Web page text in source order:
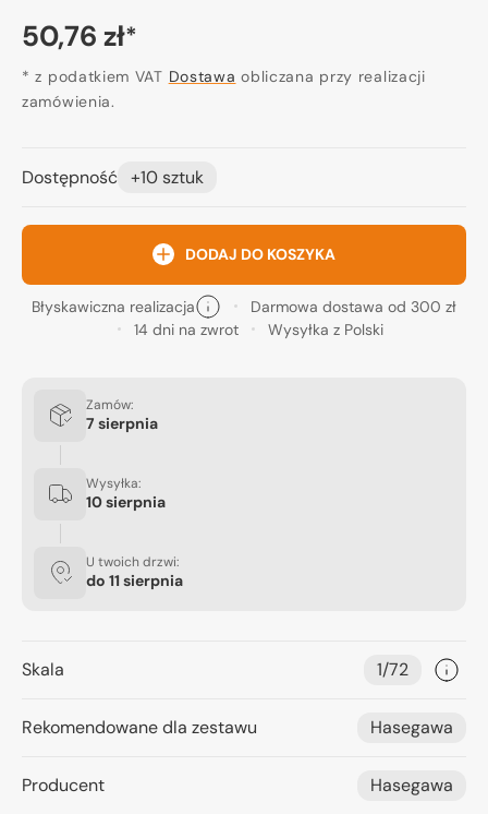
Cena
regularna
50,76 zł*
* z podatkiem VAT Dostawa obliczana przy realizacji
zamówienia.
Dostępność +10 sztuk
DODAJ DO KOSZYKA
Błyskawiczna realizacja
Darmowa dostawa od 300 zł
14 dni na zwrot
Wysyłka z Polski
Zamów:
7 sierpnia
Wysyłka:
10 sierpnia
U twoich drzwi:
do 11 sierpnia
Skala 1/72
Rekomendowane dla zestawu Hasegawa
Producent Hasegawa